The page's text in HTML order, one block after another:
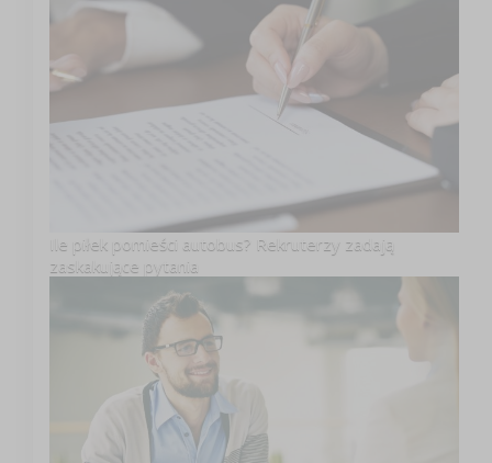
Ile piłek pomieści autobus? Rekruterzy zadają
zaskakujące pytania